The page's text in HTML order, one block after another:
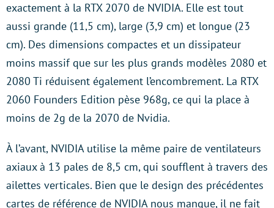
exactement à la RTX 2070 de NVIDIA. Elle est tout
aussi grande (11,5 cm), large (3,9 cm) et longue (23
cm). Des dimensions compactes et un dissipateur
moins massif que sur les plus grands modèles 2080 et
2080 Ti réduisent également l’encombrement. La RTX
2060 Founders Edition pèse 968g, ce qui la place à
moins de 2g de la 2070 de Nvidia.
À l’avant, NVIDIA utilise la même paire de ventilateurs
axiaux à 13 pales de 8,5 cm, qui soufflent à travers des
ailettes verticales. Bien que le design des précédentes
cartes de référence de NVIDIA nous manque, il ne fait